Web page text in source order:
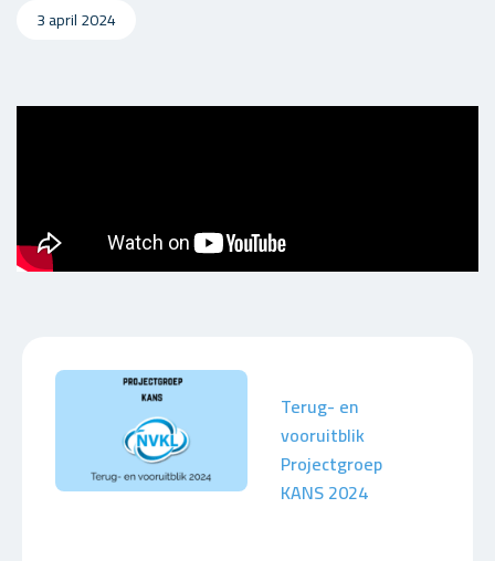
3 april 2024
Terug- en
vooruitblik
Projectgroep
KANS 2024